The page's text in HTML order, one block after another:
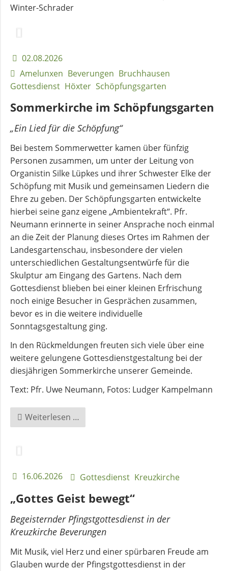
Kirchenmusik
und
Jugendarbeit
Evangelisches
Forum
BERATUNG
&
HILFE
Schuldnerberatung
Flüchtlingsberatung
Krebsberatung
Antidiskriminierungsstelle
Mittagstisch
Schulmaterialienkammer
Betreuung
und
Winter-Schrader
02.08.2026
Amelunxen Beverungen Bruchhausen
Gottesdienst Höxter Schöpfungsgarten
Sommerkirche im Schöpfungsgarten
„Ein Lied für die Schöpfung“
Bei bestem Sommerwetter kamen über fünfzig
Personen zusammen, um unter der Leitung von
Organistin Silke Lüpkes und ihrer Schwester Elke der
Schöpfung mit Musik und gemeinsamen Liedern die
Ehre zu geben. Der Schöpfungsgarten entwickelte
hierbei seine ganz eigene „Ambientekraft“. Pfr.
Neumann erinnerte in seiner Ansprache noch einmal
an die Zeit der Planung dieses Ortes im Rahmen der
Landesgartenschau, insbesondere der vielen
unterschiedlichen Gestaltungsentwürfe für die
Skulptur am Eingang des Gartens. Nach dem
Gottesdienst blieben bei einer kleinen Erfrischung
noch einige Besucher in Gesprächen zusammen,
bevor es in die weitere individuelle
Sonntagsgestaltung ging.
In den Rückmeldungen freuten sich viele über eine
weitere gelungene Gottesdienstgestaltung bei der
diesjährigen Sommerkirche unserer Gemeinde.
Text: Pfr. Uwe Neumann, Fotos: Ludger Kampelmann
Weiterlesen …
im
16.06.2026 Gottesdienst Kreuzkirche
„Gottes Geist bewegt“
Begeisternder Pfingstgottesdienst in der
Kreuzkirche Beverungen
Mit Musik, viel Herz und einer spürbaren Freude am
Glauben wurde der Pfingstgottesdienst in der